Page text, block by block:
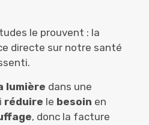
le prouvent : la
directe sur notre santé
lumière dans une
réduire le besoin en
, donc la facture